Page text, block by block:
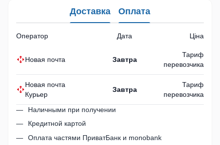
Доставка Оплата
Оператор Дата Ціна
Новая почта Завтра
Тариф
перевозчика
Новая почта
Курьер
Завтра
Тариф
перевозчика
Наличными при получении
Кредитной картой
Оплата частями ПриватБанк и monobank